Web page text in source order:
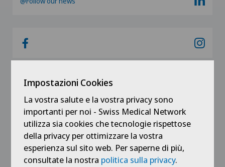
Collegamenti
Mayo Clinic Care Network
Mayo Clinic Health Library
Impostazioni Cookies
La vostra salute e la vostra privacy sono
importanti per noi - Swiss Medical Network
utilizza sia cookies che tecnologie rispettose
della privacy per ottimizzare la vostra
esperienza sul sito web. Per saperne di più,
consultate la nostra politica sulla privacy.